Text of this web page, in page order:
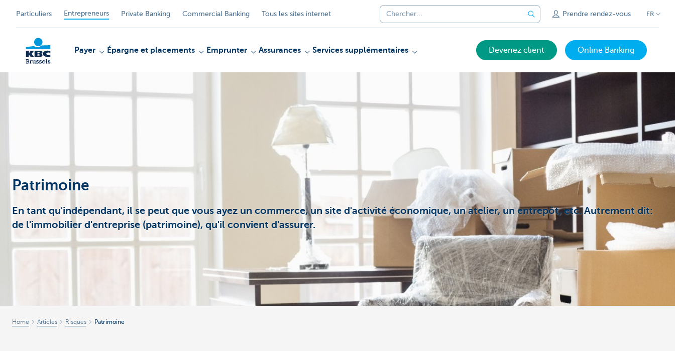
Particuliers Entrepreneurs Private Banking Commercial Banking Tous les sites internet Prendre rendez-vous FR
Entrepreneurs
Payer Épargne et placements Emprunter Assurances Services supplémentaires Devenez client Online Banking
Patrimoine
En tant qu'indépendant, il se peut que vous ayez un commerce, un site d'activité économique, un atelier, un entrepôt, etc. Autrement dit:
de l'immobilier d'entreprise (patrimoine), qu'il convient d'assurer.
Home Articles Risques Patrimoine